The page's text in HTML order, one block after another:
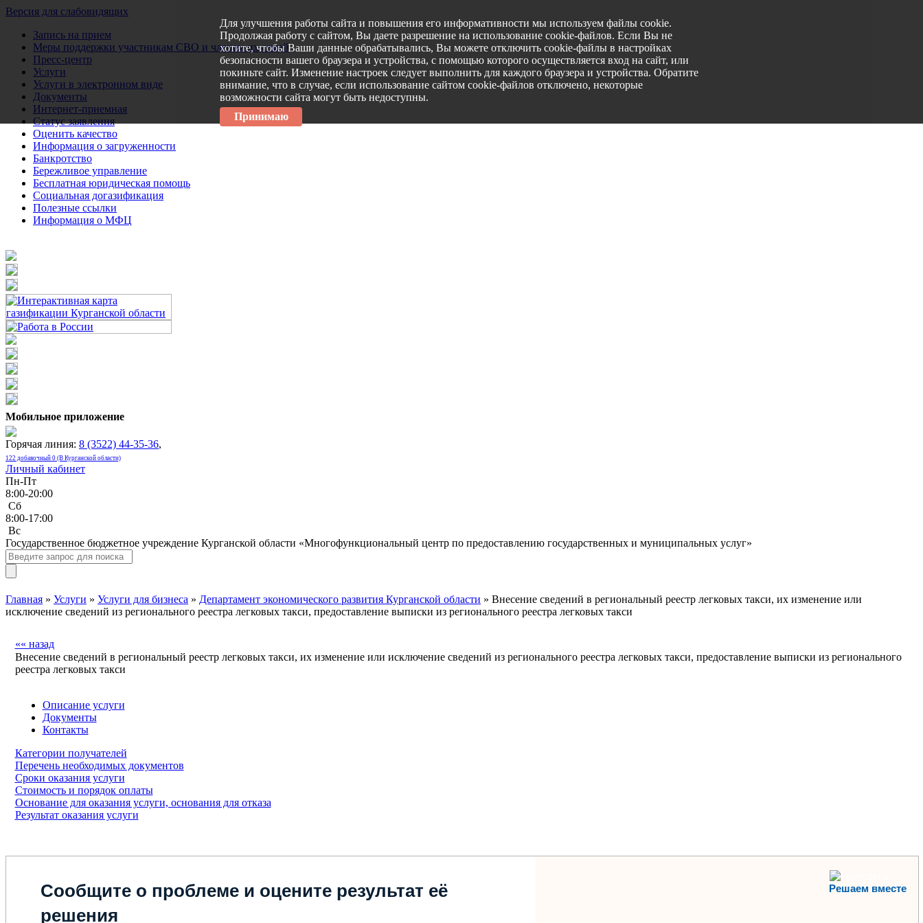
Версия для слабовидящих
Запись на прием
Меры поддержки участникам СВО и членам их семей
Пресс-центр
Услуги
Услуги в электронном виде
Документы
Интернет-приемная
Статус заявления
Оценить качество
Информация о загруженности
Банкротство
Бережливое управление
Бесплатная юридическая помощь
Социальная догазификация
Полезные ссылки
Информация о МФЦ
Мобильное приложение
Горячая линия: 8 (3522) 44-35-36,
122 добавочный 0 (В Курганской области)
Личный кабинет
Пн-Пт
8:00-20:00
Сб
8:00-17:00
Bc
Государственное бюджетное учреждение Курганской области «Многофункциональный центр по предоставлению государственных и муниципальных услуг»
Главная » Услуги » Услуги для бизнеса » Департамент экономического развития Курганской области » Внесение сведений в региональный реестр легковых такси, их изменение или
исключение сведений из регионального реестра легковых такси, предоставление выписки из регионального реестра легковых такси
«« назад
Внесение сведений в региональный реестр легковых такси, их изменение или исключение сведений из регионального реестра легковых такси, предоставление выписки из регионального
реестра легковых такси
Описание услуги
Документы
Контакты
Категории получателей
Перечень необходимых документов
Сроки оказания услуги
Стоимость и порядок оплаты
Основание для оказания услуги, основания для отказа
Результат оказания услуги
Решаем вместе
Сообщите о проблеме и оцените результат её
решения
Для улучшения работы сайта и повышения его информативности мы используем файлы cookie.
Продолжая работу с сайтом, Вы даете разрешение на использование cookie-файлов. Если Вы не
хотите, чтобы Ваши данные обрабатывались, Вы можете отключить cookie-файлы в настройках
безопасности вашего браузера и устройства, с помощью которого осуществляется вход на сайт, или
покиньте сайт. Изменение настроек следует выполнить для каждого браузера и устройства. Обратите
внимание, что в случае, если использование сайтом cookie-файлов отключено, некоторые
возможности сайта могут быть недоступны.
Принимаю